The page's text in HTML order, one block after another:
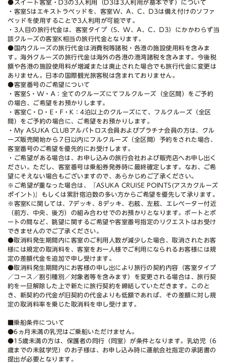
●スイート客室・D3の3人利用（D3は3人利用が基本です）について
・客室Sはエキストラベッドを、客室W、A、C、D3は備え付けのソファ
ベッドを使用することで3人利用が可能です。
・3人目の旅行代金は、客室タイプ（S、W、A、C、D3）にかかわらず当
該クルーズの客室K相当の旅行代金となります。
●国内クルーズの旅行代金は消費税等諸税・各港の施設使用料を含みま
す。海外クルーズの旅行代金は海外の各港の港湾諸税を含みます。今後税
額や各港の施設使用料が増減または廃止された場合でも旅行代金に変更は
ありません。日本の国際観光旅客税は含まれておりません。
●客室番号のご希望について
・客室S・W・A：全てのクルーズにてフルクルーズ（全区間）をご予約
の場合、ご希望をお預かりします。
・客室C・D・E・F・K：4泊以上のクルーズにて、フルクルーズ（全区
間）をご予約の場合に、ご希望をお預かりします。
・My ASUKA CLUBアルバトロス会員およびプラチナ会員の方は、クル
ーズ販売開始から７日以内にフルクルーズ（全区間）予約をされた場合、
客室番号のご希望を優先的にお受けします。
・ご希望がある場合は、お申し込みの旅行会社および販売店へお申し出く
ださい。ただし、客室番号は乗船券発券時に最終確定します。なお、ご希
望にそえない場合もございますので、あらかじめご了承ください。
※ご希望が重なった場合は、『ASUKA CRUISE POINTS(アスカクルーズ
ポイント)』もしくは累計宿泊数の多い方からご希望を優先して承ります。
※客室Kに関しては、7デッキ、8デッキ、右舷、左舷、エレベーター付近
（前方、中央、後方）の組み合わせでのお預かりとなります。ボートとボ
ートの間など、眺望に関するご希望や客室番号指定のリクエストはお受け
できませんのでご了承ください。
●取消料発生期間内に客室のご利用人数が減少した場合、取消されたお客
様には規定の取消料を、客室をお一人様でご利用になられるお客様には規
定の差額代金を追加で申し受けます。
●取消料発生期間内にお客様の申し出により旅行の契約内容（客室タイプ
／コース／割引種別／対象者等を含みます）を変更される場合は、旅行契
約を一旦解除した上で新たに旅行契約を締結していただきます。このと
き、新契約の代金が旧契約の代金よりも低額であれば、その差額に対し規
定の取消料率を乗じた取消料を申し受けます。
■乗船条件について
●6ヵ月未満の乳児はご乗船いただけません。
●15歳未満の方は、保護者の同行（同室）が条件となります。乳幼児（6
歳までの未就学児）のお子様は、お申し込み時に運航会社指定の承諾書の
提出が必要となります。